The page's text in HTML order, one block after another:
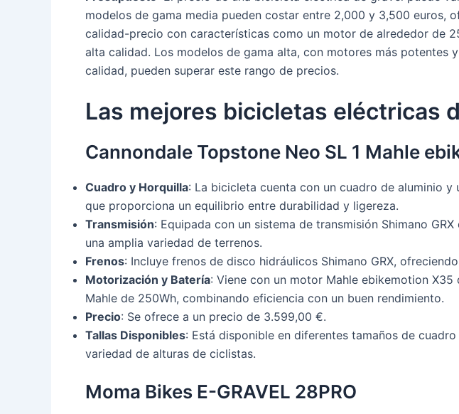
modelos de gama media pueden costar entre 2,000 y 3,500 euros,
calidad-precio con características como un motor de alrededor de
alta calidad. Los modelos de gama alta, con motores más potentes
calidad, pueden superar este rango de precios.
Las mejores bicicletas eléctricas
Cannondale Topstone Neo SL 1 Mahle
Cuadro y Horquilla: La bicicleta cuenta con un cuadro de aluminio y
que proporciona un equilibrio entre durabilidad y ligereza.
Transmisión: Equipada con un sistema de transmisión Shimano
una amplia variedad de terrenos.
Frenos: Incluye frenos de disco hidráulicos Shimano GRX,
Motorización y Batería: Viene con un motor Mahle ebikemotion X35
Mahle de 250Wh, combinando eficiencia con un buen rendimiento.
Precio: Se ofrece a un precio de 3.599,00 €.
Tallas Disponibles: Está disponible en diferentes tamaños de
variedad de alturas de ciclistas.
Moma Bikes E-GRAVEL 28PRO